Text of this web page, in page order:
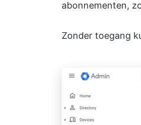
abonnementen,
Zonder toegang